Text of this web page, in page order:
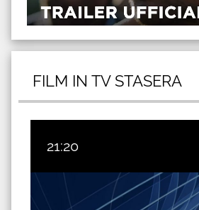
FILM IN TV STASERA
21:20